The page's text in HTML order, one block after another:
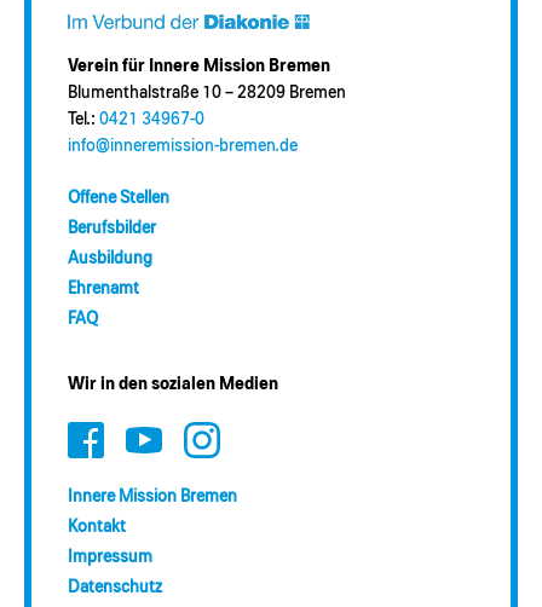
Verein für Innere Mission Bremen
Blumenthalstraße 10 – 28209 Bremen
Tel.: 0421 34967-0
info@inneremission-bremen.de
Offene Stellen
Berufsbilder
Ausbildung
Ehrenamt
FAQ
Wir in den sozialen Medien
Innere Mission Bremen
Kontakt
Impressum
Datenschutz